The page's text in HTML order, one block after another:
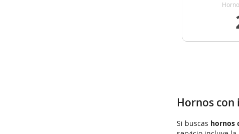
Hornos
Si buscas hornos